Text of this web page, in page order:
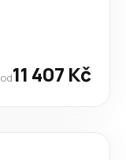
od11 407 Kč